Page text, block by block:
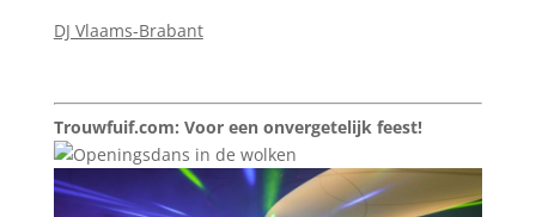
DJ Vlaams-Brabant
Trouwfuif.com: Voor een onvergetelijk feest!